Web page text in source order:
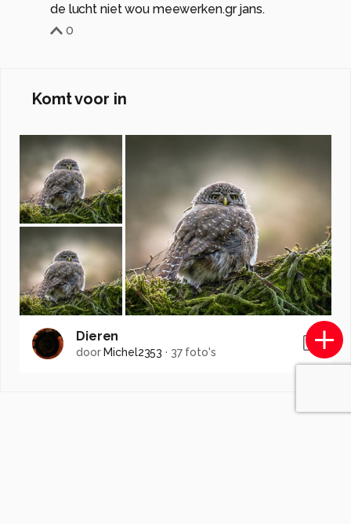
de lucht niet wou meewerken.gr jans.
0
Komt voor in
Dieren
door Michel2353 · 37 foto's